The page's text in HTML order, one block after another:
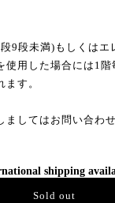
9段未満)もしくはエ
使用した場合には1
す。
してはお問い合わせ
shipping
Sold out